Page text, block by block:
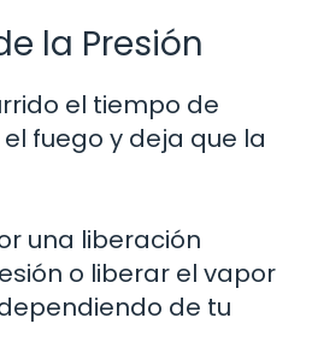
la Presión
el tiempo de
fuego y deja que la
una liberación
o liberar el vapor
de tu